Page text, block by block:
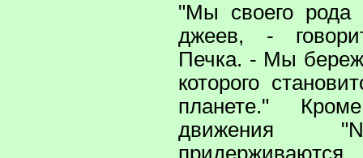
"Мы своего рода
джеев, -
Печка. - Мы
которого
планете."
движения